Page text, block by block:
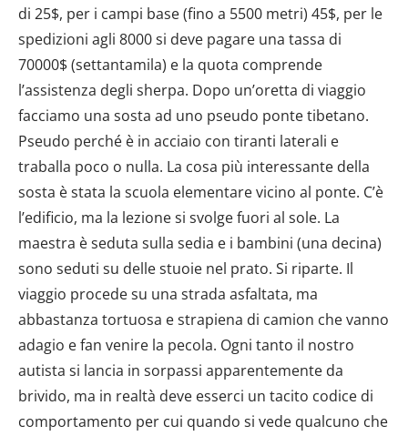
di 25$, per i campi base (fino a 5500 metri) 45$, per le
spedizioni agli 8000 si deve pagare una tassa di
70000$ (settantamila) e la quota comprende
l’assistenza degli sherpa. Dopo un’oretta di viaggio
facciamo una sosta ad uno pseudo ponte tibetano.
Pseudo perché è in acciaio con tiranti laterali e
traballa poco o nulla. La cosa più interessante della
sosta è stata la scuola elementare vicino al ponte. C’è
l’edificio, ma la lezione si svolge fuori al sole. La
maestra è seduta sulla sedia e i bambini (una decina)
sono seduti su delle stuoie nel prato. Si riparte. Il
viaggio procede su una strada asfaltata, ma
abbastanza tortuosa e strapiena di camion che vanno
adagio e fan venire la pecola. Ogni tanto il nostro
autista si lancia in sorpassi apparentemente da
brivido, ma in realtà deve esserci un tacito codice di
comportamento per cui quando si vede qualcuno che